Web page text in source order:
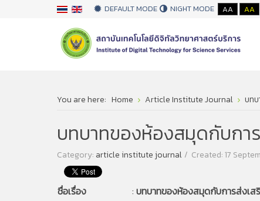
DEFAULT MODE NIGHT MODE AA AA
You are here: Home Article Institute Journal บท
บทบาทของห้องสมุดกับกา
Category: article institute journal Created: 17
ชื่อเรื่อง : บทบาทของห้องสมุดกับการส่งเส